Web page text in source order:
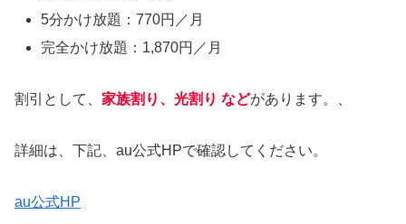
5分かけ放題：770円／月
完全かけ放題：1,870円／月
割引として、 家族割り、光割り などがあります。、
詳細は、下記、au公式HPで確認してください。
au公式HP